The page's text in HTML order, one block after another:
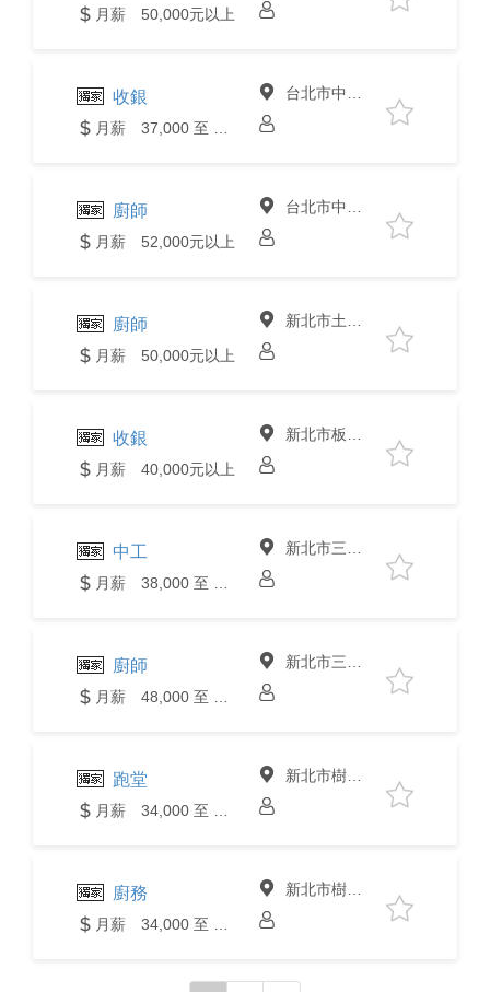
月薪 50,000元以上
收銀 台北市中山區
廚師
月薪 52,000元以上
台北市中山區
廚師
月薪 50,000元以上
新北市土城區
收銀
月薪 40,000元以上
新北市板橋區
中工 新北市三峽區
廚師 新北市三峽區
跑堂 新北市樹林區
廚務 新北市樹林區